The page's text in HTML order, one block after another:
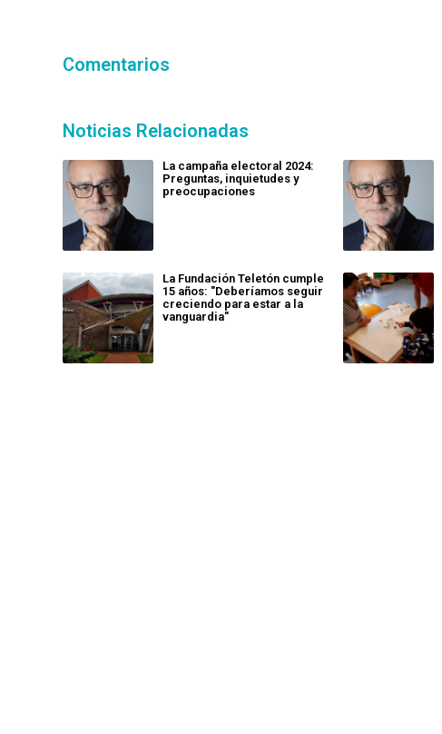
Comentarios
Noticias Relacionadas
La campaña electoral 2024:
Preguntas, inquietudes y
preocupaciones
La Fundación Teletón cumple
15 años: "Deberíamos seguir
creciendo para estar a la
vanguardia"